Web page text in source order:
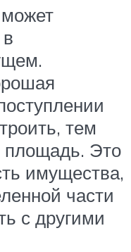
тем
Это
имущества,
части
с другими